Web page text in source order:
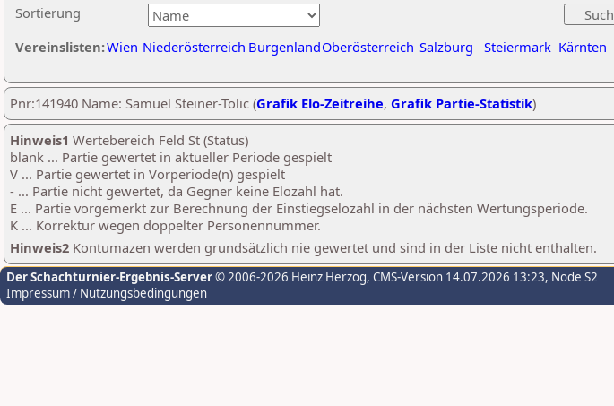
Sortierung
Vereinslisten:Wien Niederösterreich BurgenlandOberösterreich Salzburg Steiermark Kärnten
Pnr:141940 Name: Samuel Steiner-Tolic (Grafik Elo-Zeitreihe, Grafik Partie-Statistik)
Hinweis1 Wertebereich Feld St (Status)
blank ... Partie gewertet in aktueller Periode gespielt
V ... Partie gewertet in Vorperiode(n) gespielt
- ... Partie nicht gewertet, da Gegner keine Elozahl hat.
E ... Partie vorgemerkt zur Berechnung der Einstiegselozahl in der nächsten Wertungsperiode.
K ... Korrektur wegen doppelter Personennummer.
Hinweis2 Kontumazen werden grundsätzlich nie gewertet und sind in der Liste nicht enthalten.
Der Schachturnier-Ergebnis-Server© 2006-2026 Heinz Herzog, CMS-Version 14.07.2026 13:23, Node S2
Impressum / Nutzungsbedingungen